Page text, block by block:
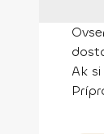
Ak